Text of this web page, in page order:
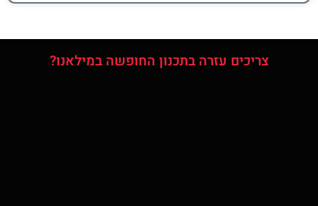
צריכים עזרה בתכנון החופשה במילאנו?